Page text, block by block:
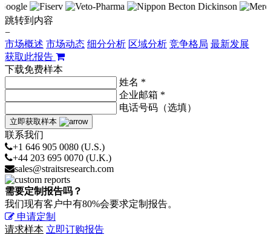
跳转到内容
−
市场概述 市场动态 细分分析 区域分析 竞争格局 最新发展
获取此报告
下载免费样本
姓名 *
企业邮箱 *
电话号码（选填）
立即获取样本
联系我们
+1 646 905 0080 (U.S.)
+44 203 695 0070 (U.K.)
sales@straitsresearch.com
需要定制报告吗？
我们现有客户中有80%会要求定制报告。
申请定制
请求样本 立即订购报告